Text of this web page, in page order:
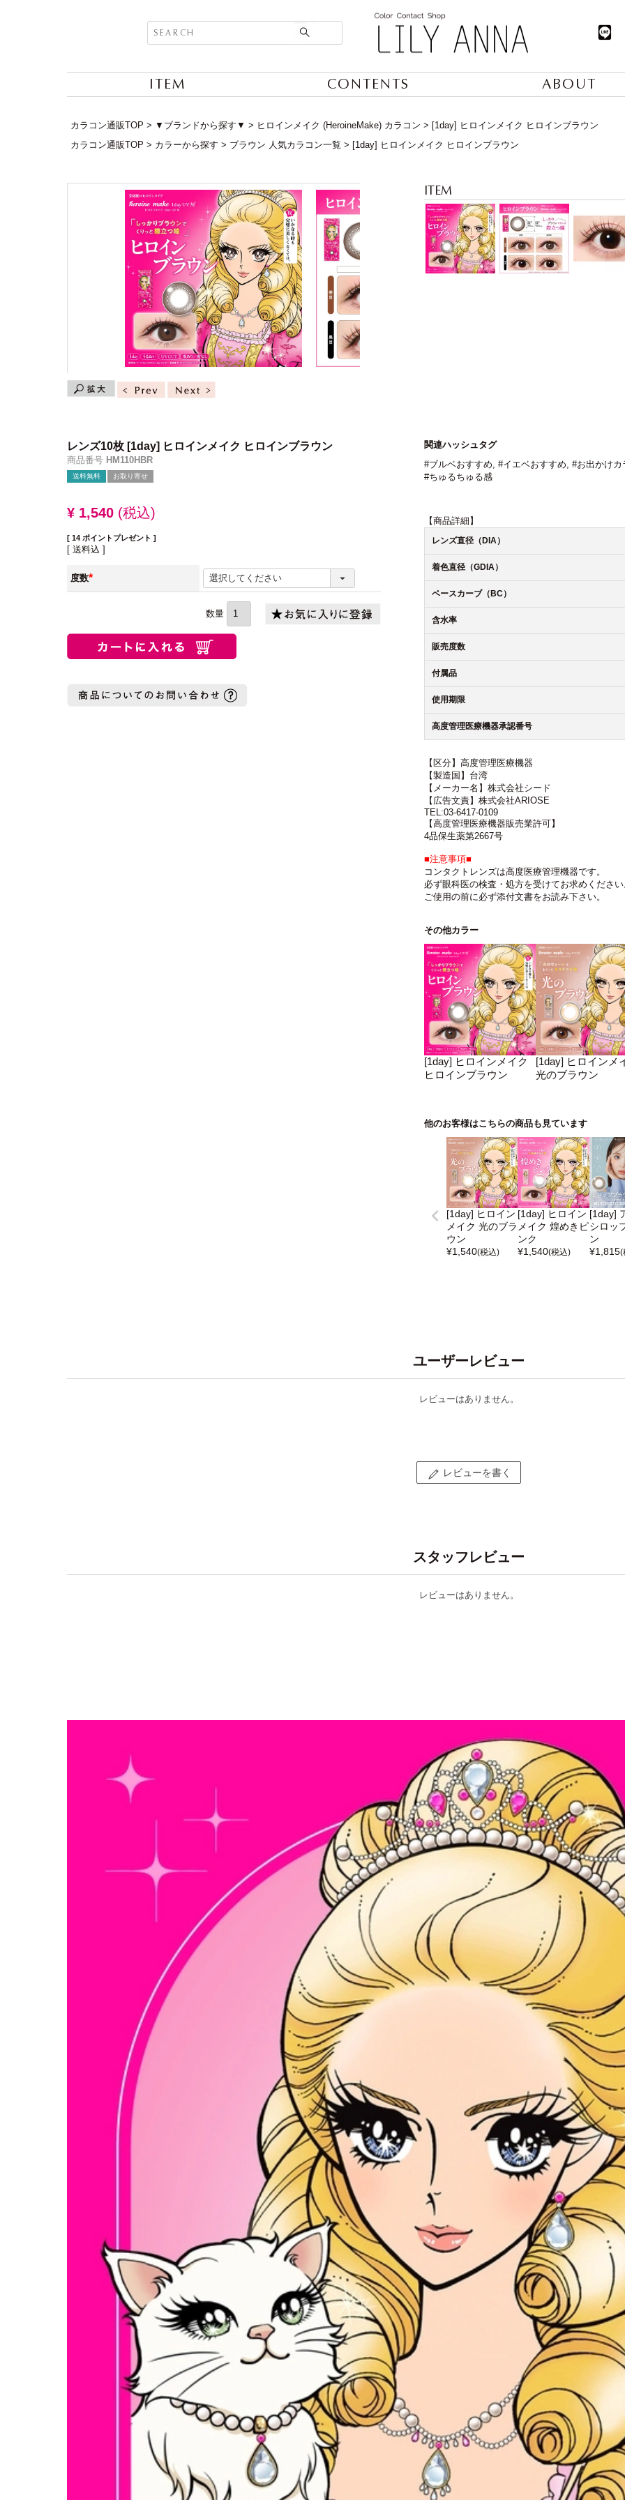
ITEM CONTENTS ABOUT
カラコン通販TOP ▼ブランドから探す▼ ヒロインメイク (HeroineMake) カラコン
[1day] ヒロインメイク ヒロインブラウン
カラコン通販TOP
カラーから探す ブラウン 人気カラコン一覧 [1day] ヒロインメイク ヒロインブラウン
レンズ10枚 [1day] ヒロインメイク ヒロインブラウン
商品番号 HM110HBR
送料無料 お取り寄せ
¥ 1,540 税込
[ 14 ポイントプレゼント ]
送料込
度数
(必
関連ハッシュタグ
#ブルベおすすめ, #イエベおすすめ, #お出かけカ
#ちゅるちゅる感
【商品詳細】
レンズ直径（DIA）
着色直径（GDIA）
ベースカーブ（BC）
含水率
販売度数
付属品
使用期限
高度管理医療機器承認番号
【区分】高度管理医療機器
【製造国】台湾
【メーカー名】株式会社シード
【広告文責】株式会社ARIOSE
TEL:03-6417-0109
【高度管理医療機器販売業許可】
4品保生薬第2667号
■注意事項■
コンタクトレンズは高度医療管理機器です。
必ず眼科医の検査・処方を受けてお求めください
ご使用の前に必ず添付文書をお読み下さい。
その他カラー
[1day] ヒロインメイク
ヒロインブラウン
[1day] ヒロインメ
光のブラウン
他のお客様はこちらの商品も見ています
[1day] ヒロイン
メイク 光のブラ
ウン
¥1,540(税込)
[1day] ヒロイン
メイク 煌めきピ
ンク
¥1,540(税込)
[1day]
シロッ
ン
¥1,815(
ユーザーレビュー
レビューはありません。
レビューを書く
スタッフレビュー
レビューはありません。